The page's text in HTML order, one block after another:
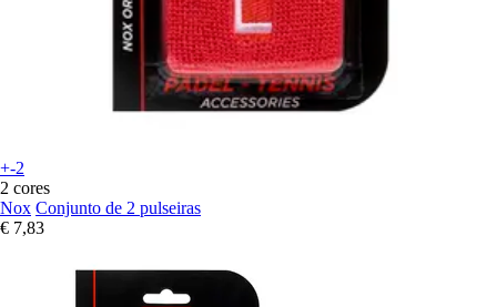
+-2
2 cores
Nox Conjunto de 2 pulseiras
€ 7,83